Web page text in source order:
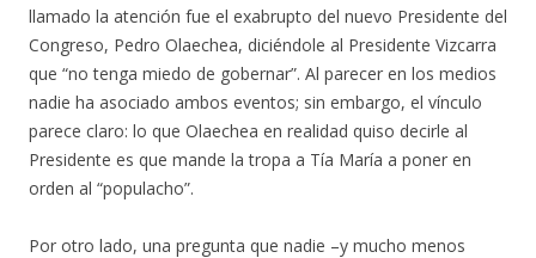
llamado la atención fue el exabrupto del nuevo Presidente del
Congreso, Pedro Olaechea, diciéndole al Presidente Vizcarra
que “no tenga miedo de gobernar”. Al parecer en los medios
nadie ha asociado ambos eventos; sin embargo, el vínculo
parece claro: lo que Olaechea en realidad quiso decirle al
Presidente es que mande la tropa a Tía María a poner en
orden al “populacho”.
Por otro lado, una pregunta que nadie –y mucho menos